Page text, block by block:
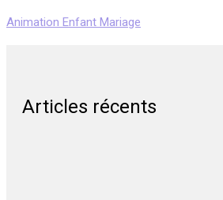
Animation Enfant Mariage
Articles récents